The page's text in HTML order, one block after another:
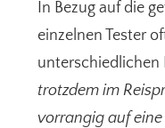
In Bezug auf die
einzelnen Tester
trotzdem im
vorrangig auf